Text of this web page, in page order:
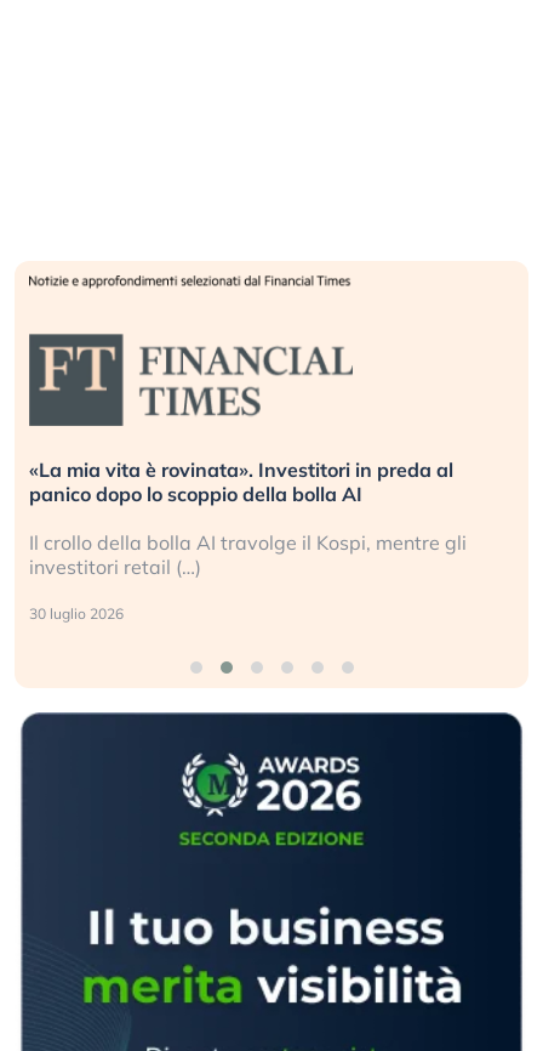
«La mia vita è rovinata». Investitori in preda al
panico dopo lo scoppio della bolla AI
Il crollo della bolla AI travolge il Kospi, mentre gli
investitori retail (…)
30 luglio 2026